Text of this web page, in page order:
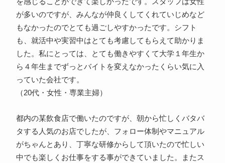
が多いのですが、みんなが仲良くしてくれていじめなど
もなかったのでとても過ごしやすかったです。シフト
も、就活中や実習中はとても考慮してもらえて助かりま
した。私にとっては、とても働きやすくて大学１年生か
ら４年生までずっとバイトを変えなかったくらい気に入
っていた会社です。
（20代・女性・専業主婦）
都内の某飲食店で働いたのですが、朝から忙しくバタバ
タする人気のお店でしたが、フォロー体制やマニュアル
がちゃんとあり、丁寧な研修からして頂いたので忙しい
中でも楽しくお仕事をする事ができていました。またス